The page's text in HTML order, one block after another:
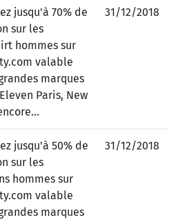
jusqu'à 70% de
sur les
hommes sur
valable
marques
Paris, New
31/12/2018
jusqu'à 50% de
sur les
hommes sur
valable
marques
31/12/2018